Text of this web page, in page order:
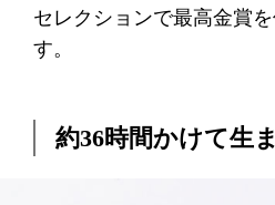
セレクションで最高金賞
す。
約36時間かけて生